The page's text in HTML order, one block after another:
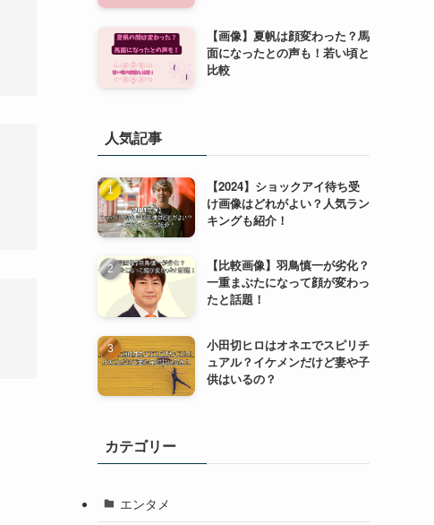
【画像】夏帆は顔変わった？馬
面になったとの声も！若い頃と
比較
人気記事
【2024】ショックアイ待ち受
け画像はどれがよい？人気ラン
キングも紹介！
【比較画像】羽鳥慎一が劣化？
一重まぶたになって顔が変わっ
たと話題！
小田切ヒロはオネエでスピリチ
ュアル？イケメンだけど妻や子
供はいるの？
カテゴリー
エンタメ